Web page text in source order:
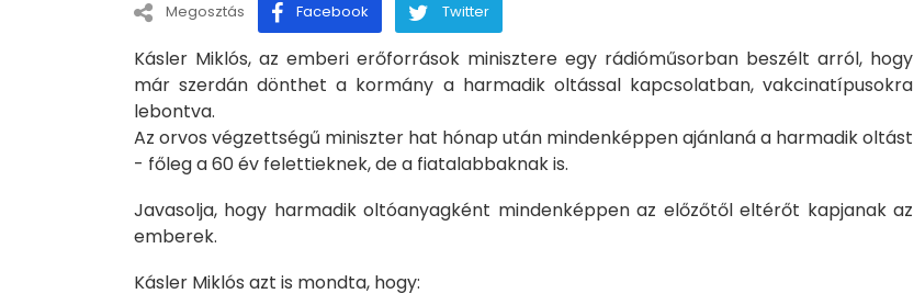
Megosztás Facebook Twitter
Kásler Miklós, az emberi erőforrások minisztere egy rádióműsorban beszélt arról, hogy
már szerdán dönthet a kormány a harmadik oltással kapcsolatban, vakcinatípusokra
lebontva.
Az orvos végzettségű miniszter hat hónap után mindenképpen ajánlaná a harmadik oltást
- főleg a 60 év felettieknek, de a fiatalabbaknak is.
Javasolja, hogy harmadik oltóanyagként mindenképpen az előzőtől eltérőt kapjanak az
emberek.
Kásler Miklós azt is mondta, hogy: